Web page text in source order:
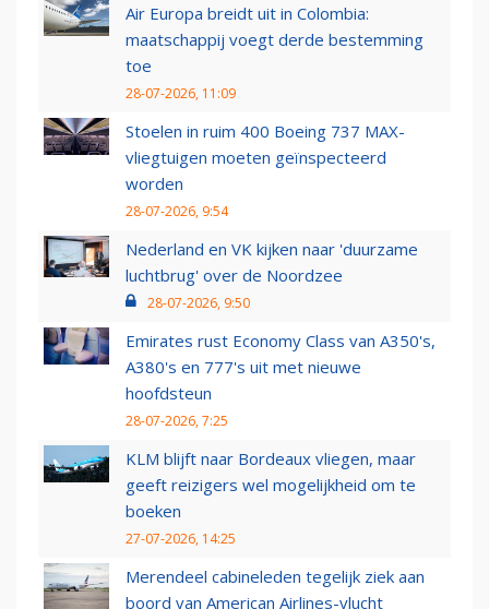
Air Europa breidt uit in Colombia:
maatschappij voegt derde bestemming
toe
28-07-2026, 11:09
Stoelen in ruim 400 Boeing 737 MAX-
vliegtuigen moeten geïnspecteerd
worden
28-07-2026, 9:54
Nederland en VK kijken naar 'duurzame
luchtbrug' over de Noordzee
28-07-2026, 9:50
Emirates rust Economy Class van A350's,
A380's en 777's uit met nieuwe
hoofdsteun
28-07-2026, 7:25
KLM blijft naar Bordeaux vliegen, maar
geeft reizigers wel mogelijkheid om te
boeken
27-07-2026, 14:25
Merendeel cabineleden tegelijk ziek aan
boord van American Airlines-vlucht